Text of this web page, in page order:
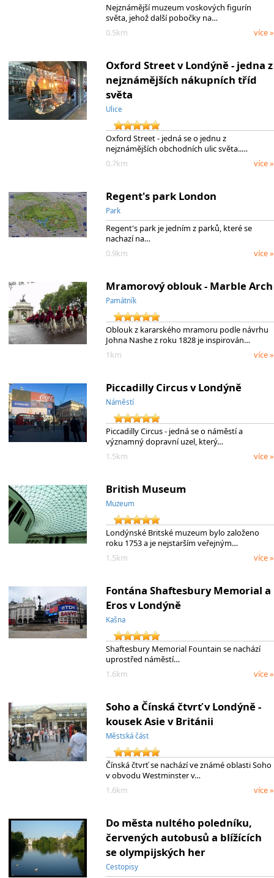
Nejznámější muzeum voskových figurín
světa, jehož další pobočky na…
0.5km
více »
Oxford Street v Londýně - jedna z
nejznámějších nákupních tříd
světa
Ulice
Oxford Street - jedná se o jednu z
nejznámějších obchodních ulic světa..…
0.7km
více »
Regent's park London
Park
Regent's park je jedním z parků, které se
nachazí na…
0.9km
více »
Mramorový oblouk - Marble Arch
Památník
Oblouk z kararského mramoru podle návrhu
Johna Nashe z roku 1828 je inspirován…
1km
více »
Piccadilly Circus v Londýně
Náměstí
Piccadilly Circus - jedná se o náměstí a
významný dopravní uzel, který…
1.5km
více »
British Museum
Muzeum
Londýnské Britské muzeum bylo založeno
roku 1753 a je nejstarším veřejným…
1.5km
více »
Fontána Shaftesbury Memorial a
Eros v Londýně
Kašna
Shaftesbury Memorial Fountain se nachází
uprostřed náměstí…
1.6km
více »
Soho a Čínská čtvrť v Londýně -
kousek Asie v Británii
Městská část
Čínská čtvrť se nachází ve známé oblasti Soho
v obvodu Westminster v…
1.6km
více »
Do města nultého poledníku,
červených autobusů a blížících
se olympijských her
Cestopisy